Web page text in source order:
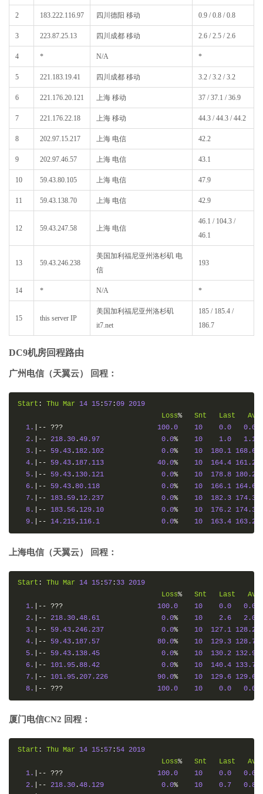
2 183.222.116.97 四川德阳 移动 0.9 / 0.8 / 0.8
3 223.87.25.13 四川成都 移动 2.6 / 2.5 / 2.6
4 * N/A *
5 221.183.19.41 四川成都 移动 3.2 / 3.2 / 3.2
6 221.176.20.121 上海 移动 37 / 37.1 / 36.9
7 221.176.22.18 上海 移动 44.3 / 44.3 / 44.2
8 202.97.15.217 上海 电信 42.2
9 202.97.46.57 上海 电信 43.1
10 59.43.80.105 上海 电信 47.9
11 59.43.138.70 上海 电信 42.9
12 59.43.247.58 上海 电信
46.1 / 104.3 /
46.1
13 59.43.246.238
美国加利福尼亚州洛杉矶 电
信
193
14 * N/A *
15 this server IP
美国加利福尼亚州洛杉矶
it7.net
185 / 185.4 /
186.7
DC9机房回程路由
广州电信（天翼云） 回程：
Start : Thu Mar 14 15 : 57 :09 2019
Loss% Snt Last
Avg
1.
|-- ??? 100.0 10 0.0
0.0
2.
|-- 218.30 .49.97 0.0% 10 1.0
1.1
3.
|-- 59.43 . 182.102 0.0% 10 180.1 168.6
4.
|-- 59.43 . 187.113 40.0% 10 164.4 161.2
5.
|-- 59.43 . 130.121 0.0% 10 178.8 180.2
6.
|-- 59.43 .80.118 0.0% 10 166.1 164.6
7.
|-- 183.59 . 12.237 0.0% 10 182.3 174.3
8.
|-- 183.56 . 129.10 0.0% 10 176.2 174.3
9.
|-- 14.215 . 116.1 0.0% 10 163.4 163.2
上海电信（天翼云） 回程：
Start : Thu Mar 14 15 : 57 : 33 2019
Loss% Snt Last
Avg
1.
|-- ??? 100.0 10 0.0
0.0
2.
|-- 218.30 .48.61 0.0% 10 2.6
2.0
3.
|-- 59.43 .246.237 0.0% 10 127.1 128.2
4.
|-- 59.43 . 187.57 80.0% 10 129.3 128.7
5.
|-- 59.43 . 138.45 0.0% 10 130.2 132.9
6.
|-- 101.95 .88.42 0.0% 10 140.4 133.7
7.
|-- 101.95 .207.226 90.0% 10 129.6 129.6
8.
|-- ??? 100.0 10 0.0 0.0
厦门电信CN2 回程：
Start : Thu Mar 14 15 : 57 : 54 2019
Loss% Snt Last
Avg
1.
|-- ??? 100.0 10 0.0
0.0
2.
|-- 218.30 .48.129 0.0% 10 0.7
0.8